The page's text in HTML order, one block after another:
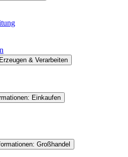
& Verarbeiten
Einkaufen
Großhandel